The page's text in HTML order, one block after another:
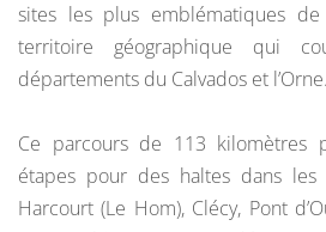
sites les plus emblématiques
territoire géographique qui
départements du Calvados et l’Orne.
Ce parcours de 113 kilomètres
étapes pour des haltes dans les
Harcourt (Le Hom), Clécy, Pont